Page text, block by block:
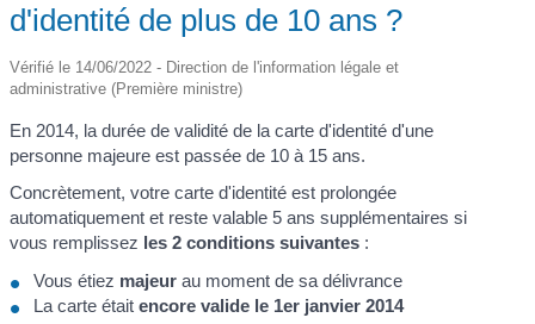
d'identité de plus de 10 ans ?
Vérifié le 14/06/2022 - Direction de l'information légale et
administrative (Première ministre)
En 2014, la durée de validité de la carte d'identité d'une
personne majeure est passée de 10 à 15 ans.
Concrètement, votre carte d'identité est prolongée
automatiquement et reste valable 5 ans supplémentaires si
vous remplissez les 2 conditions suivantes :
Vous étiez majeur au moment de sa délivrance
La carte étaitencore valide le 1er janvier 2014